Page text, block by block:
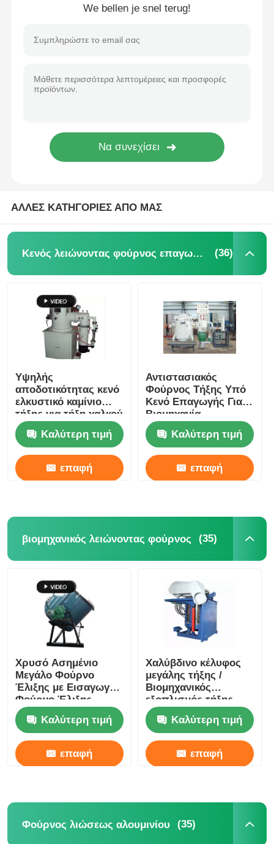
We bellen je snel terug!
ΑΛΛΕΣ ΚΑΤΗΓΟΡΙΕΣ ΑΠΟ ΜΑΣ
Κενός λειώνοντας φούρνος επαγωγής (36)
Υψηλής
αποδοτικότητας κενό
ελκυστικό καμίνιο
τήξης για τήξη χαλκού
/ αλουμινίου
συνάντηση
Καλύτερη τιμή
επαφή
Αντιστασιακός
Φούρνος Τήξης Υπό
Κενό Επαγωγής Για
Βιομηχανία
Εργαστήριο
Προσαρμοσμένο
Καλύτερη τιμή
επαφή
βιομηχανικός λειώνοντας φούρνος (35)
Χρυσό Ασημένιο
Μεγάλο Φούρνο
Έλιξης με Εισαγωγή,
Φούρνο Έλιξης
Αξιοπρεπών
Μεταλλικών
Καλύτερη τιμή
επαφή
Χαλύβδινο κέλυφος
μεγάλης τήξης /
Βιομηχανικός
εξοπλισμός τήξης
αργύρου 1400KW
Καλύτερη τιμή
επαφή
Φούρνος λιώσεως αλουμινίου (35)